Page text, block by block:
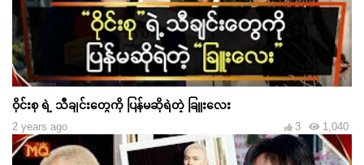
ဝိုင်းစု ရဲ့ သီချင်းတွေကို ပြန်မဆိုရဲတဲ့ ခြူးလေး
2 years ago 1,040
3